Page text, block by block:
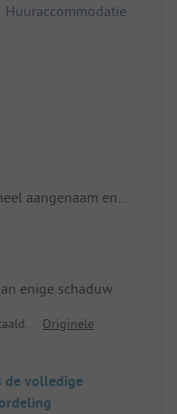
Huuraccommodatie
aangenaam en
enige schaduw
Originele
de volledige